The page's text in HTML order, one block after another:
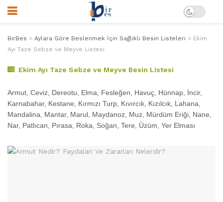
BirBes > Aylara Göre Beslenmek İçin Sağlıklı Besin Listeleri > Ekim
Ayı Taze Sebze ve Meyve Listesi
Ekim Ayı Taze Sebze ve Meyve Besin Listesi
Armut, Ceviz, Dereotu, Elma, Fesleğen, Havuç, Hünnap, İncir,
Karnabahar, Kestane, Kırmızı Turp, Kıvırcık, Kızılcık, Lahana,
Mandalina, Mantar, Marul, Maydanoz, Muz, Mürdüm Eriği, Nane,
Nar, Patlıcan, Pırasa, Roka, Soğan, Tere, Üzüm, Yer Elması